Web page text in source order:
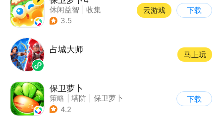
休闲益智
收集
| 保卫萝卜
3.5
云游戏 下载
占城大师
马上玩
保卫萝卜
策略 塔防
保卫萝卜
| 卡通
4.2
下载